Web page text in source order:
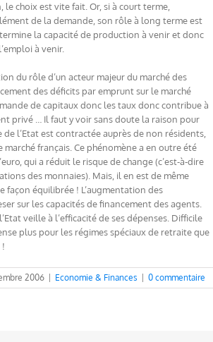
choix est vite fait. Or, si à court terme,
de la demande, son rôle à long terme est
la capacité de production à venir et donc
à venir.
du rôle d’un acteur majeur du marché des
des déficits par emprunt sur le marché
de capitaux donc les taux donc contribue à
privé … Il faut y voir sans doute la raison pour
l’Etat est contractée auprès de non résidents,
marché français. Ce phénomène a en outre été
qui a réduit le risque de change (c’est-à-dire
des monnaies). Mais, il en est de même
façon équilibrée ! L’augmentation des
sur les capacités de financement des agents.
veille à l’efficacité de ses dépenses. Difficile
plus pour les régimes spéciaux de retraite que
!
2006 Economie & Finances 0 commentaire